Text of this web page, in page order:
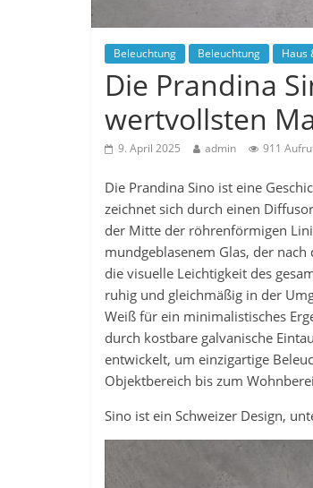
Beleuchtung Beleuchtung Haus
Die Prandina
wertvollsten
9. April 2025 admin 911
Die Prandina Sino ist eine
zeichnet sich durch einen
der Mitte der röhrenförmigen
mundgeblasenem Glas, der
die visuelle Leichtigkeit des
ruhig und gleichmäßig in der
Weiß für ein minimalistisches
durch kostbare galvanische
entwickelt, um einzigartige
Objektbereich bis zum
Sino ist ein Schweizer Design,